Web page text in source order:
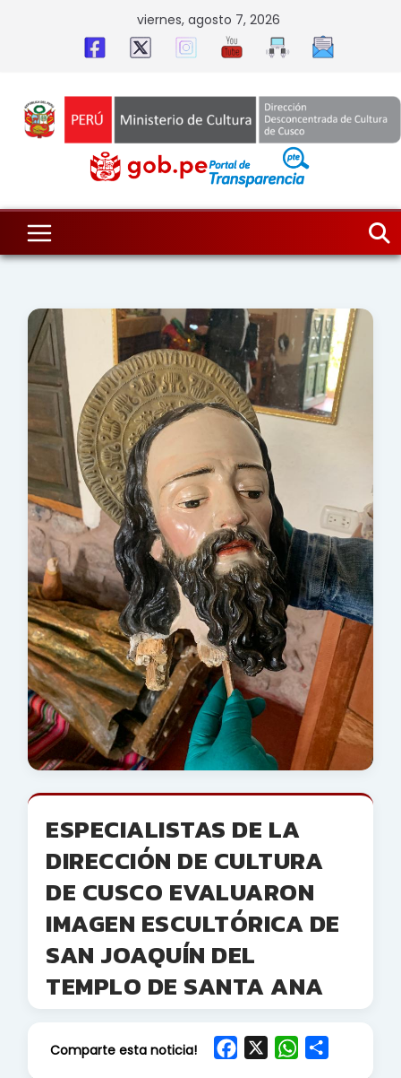
viernes, agosto 7, 2026
ESPECIALISTAS DE LA
DIRECCIÓN DE CULTURA
DE CUSCO EVALUARON
IMAGEN ESCULTÓRICA DE
SAN JOAQUÍN DEL
TEMPLO DE SANTA ANA
Comparte esta noticia!
W